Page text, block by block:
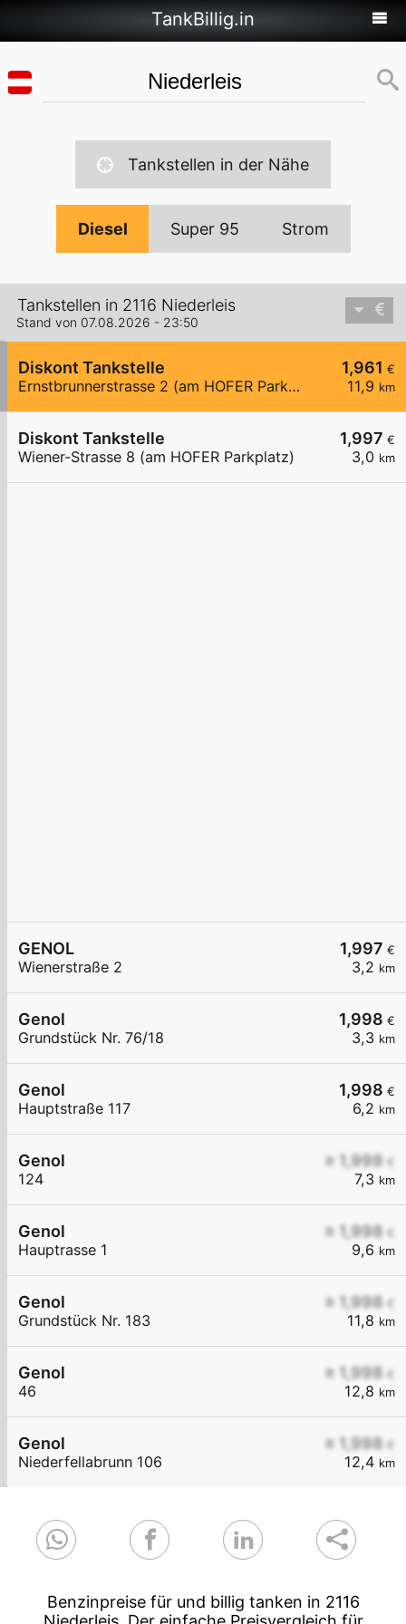
TankBillig.in
Tankstellen in der Nähe
Diesel Super 95 Strom
Tankstellen in 2116 Niederleis
Stand von 07.08.2026 - 23:50
1,961 €
11,9 km
Diskont Tankstelle
Ernstbrunnerstrasse 2 (am HOFER Parklpatz)
1,997 €
3,0 km
Diskont Tankstelle
Wiener-Strasse 8 (am HOFER Parkplatz)
1,997 €
3,2 km
GENOL
Wienerstraße 2
1,998 €
3,3 km
Genol
Grundstück Nr. 76/18
1,998 €
6,2 km
Genol
Hauptstraße 117
≥ 1,998 €
7,3 km
Genol
124
≥ 1,998 €
9,6 km
Genol
Hauptrasse 1
≥ 1,998 €
11,8 km
Genol
Grundstück Nr. 183
≥ 1,998 €
12,8 km
Genol
46
≥ 1,998 €
12,4 km
Genol
Niederfellabrunn 106
Benzinpreise für und billig tanken in 2116